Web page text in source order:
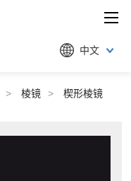
中文
> 棱镜 > 楔形棱镜